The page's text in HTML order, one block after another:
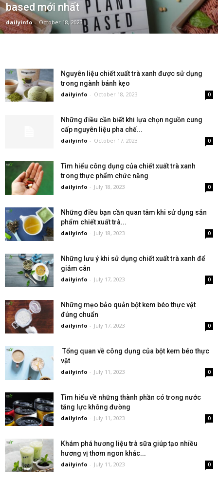
based mới nhất
dailyinfo - October 18, 2023
Nguyên liệu chiết xuất trà xanh được sử dụng
trong ngành bánh kẹo
dailyinfo - October 18, 2023 0
Những điều cần biết khi lựa chọn nguồn cung
cấp nguyên liệu pha chế...
dailyinfo - October 17, 2023 0
Tìm hiểu công dụng của chiết xuất trà xanh
trong thực phẩm chức năng
dailyinfo - July 18, 2023 0
Những điều bạn cần quan tâm khi sử dụng sản
phẩm chiết xuất trà...
dailyinfo - July 18, 2023 0
Những lưu ý khi sử dụng chiết xuất trà xanh để
giảm cân
dailyinfo - July 17, 2023 0
Những mẹo bảo quản bột kem béo thực vật
đúng chuẩn
dailyinfo - July 17, 2023 0
Tổng quan về công dụng của bột kem béo thực
vật
dailyinfo - July 11, 2023 0
Tìm hiểu về những thành phần có trong nước
tăng lực không đường
dailyinfo - July 11, 2023 0
Khám phá hương liệu trà sữa giúp tạo nhiều
hương vị thơm ngon khác...
dailyinfo - July 11, 2023 0